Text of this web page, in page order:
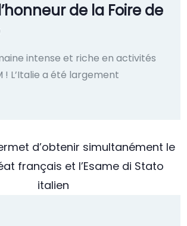
de la Foire de
intense et riche en activités
! L’Italie a été largement